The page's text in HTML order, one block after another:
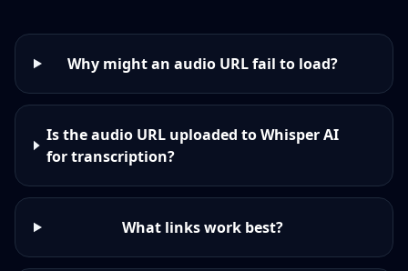
Why might an audio URL fail to load?
Is the audio URL uploaded to Whisper AI
for transcription?
What links work best?